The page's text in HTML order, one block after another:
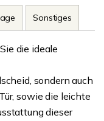
Sonstiges
die ideale
sondern auch
sowie die leichte
dieser